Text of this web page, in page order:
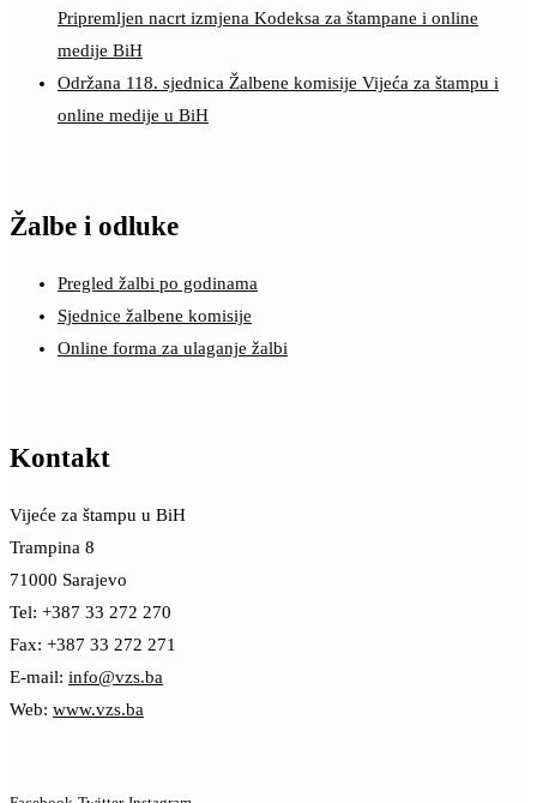
Pripremljen nacrt izmjena Kodeksa za štampane i online
medije BiH
Održana 118. sjednica Žalbene komisije Vijeća za štampu i
online medije u BiH
Žalbe i odluke
Pregled žalbi po godinama
Sjednice žalbene komisije
Online forma za ulaganje žalbi
Kontakt
Vijeće za štampu u BiH
Trampina 8
71000 Sarajevo
Tel: +387 33 272 270
Fax: +387 33 272 271
E-mail: info@vzs.ba
Web: www.vzs.ba